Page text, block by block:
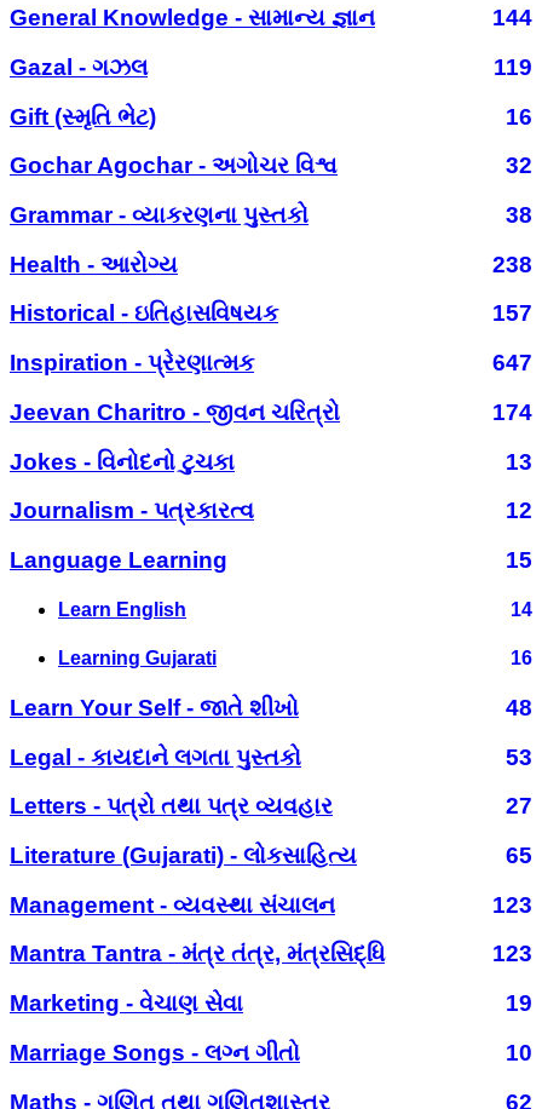
General Knowledge - સામાન્ય જ્ઞાન
144
Gazal - ગઝલ
119
Gift (સ્મૃતિ ભેટ)
16
Gochar Agochar - અગોચર વિશ્વ
32
Grammar - વ્યાકરણના પુસ્તકો
38
Health - આરોગ્ય
238
Historical - ઇતિહાસવિષયક
157
Inspiration - પ્રેરણાત્મક
647
Jeevan Charitro - જીવન ચરિત્રો
174
Jokes - વિનોદનો ટુચકા
13
Journalism - પત્રકારત્વ
12
Language Learning
15
Learn English 14
Learning Gujarati 16
Learn Your Self - જાતે શીખો
48
Legal - કાયદાને લગતા પુસ્તકો
53
Letters - પત્રો તથા પત્ર વ્યવહાર
27
Literature (Gujarati) - લોકસાહિત્ય
65
Management - વ્યવસ્થા સંચાલન
123
Mantra Tantra - મંત્ર તંત્ર, મંત્રસિદ્ધિ
123
Marketing - વેચાણ સેવા
19
Marriage Songs - લગ્ન ગીતો
10
Maths - ગણિત તથા ગણિતશાસ્ત્ર
62